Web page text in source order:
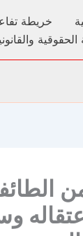
خريطة
الحقوقية